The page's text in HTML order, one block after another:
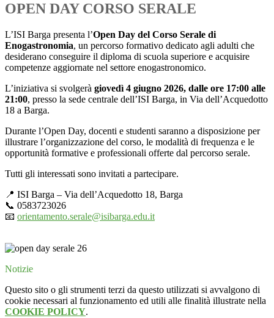
OPEN DAY CORSO SERALE
L’ISI Barga presenta l’Open Day del Corso Serale di
Enogastronomia, un percorso formativo dedicato agli adulti che
desiderano conseguire il diploma di scuola superiore e acquisire
competenze aggiornate nel settore enogastronomico.
L’iniziativa si svolgerà giovedì 4 giugno 2026, dalle ore 17:00 alle
21:00, presso la sede centrale dell’ISI Barga, in Via dell’Acquedotto
18 a Barga.
Durante l’Open Day, docenti e studenti saranno a disposizione per
illustrare l’organizzazione del corso, le modalità di frequenza e le
opportunità formative e professionali offerte dal percorso serale.
Tutti gli interessati sono invitati a partecipare.
📍 ISI Barga – Via dell’Acquedotto 18, Barga
📞 0583723026
📧 orientamento.serale@isibarga.edu.it
Notizie
Questo sito o gli strumenti terzi da questo utilizzati si avvalgono di
cookie necessari al funzionamento ed utili alle finalità illustrate nella
COOKIE POLICY.